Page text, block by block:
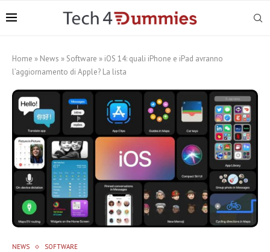
Home » News » Software » iOS 14: quali iPhone e iPad avranno
l’aggiornamento di Apple? La lista
NEWS SOFTWARE